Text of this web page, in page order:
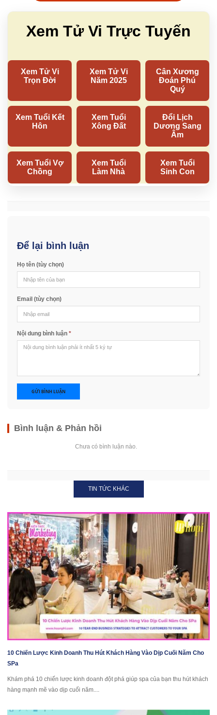
Để lại bình luận
Họ tên (tùy chọn)
Email (tùy chọn)
Nội dung bình luận *
GỬI BÌNH LUẬN
Bình luận & Phản hồi
Chưa có bình luận nào.
TIN TỨC KHÁC
10 Chiến Lược Kinh Doanh Thu Hút Khách Hàng Vào Dịp Cuối Năm Cho
SPa
Khám phá 10 chiến lược kinh doanh đột phá giúp spa của bạn thu hút khách
hàng mạnh mẽ vào dịp cuối năm....